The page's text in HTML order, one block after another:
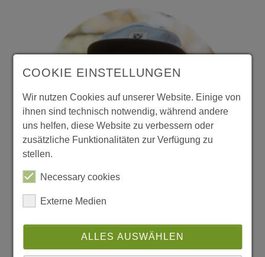
sozialpädagogischer Mitarbeiter
Herr Christopher Zobel
Anschubladen e.V.
COOKIE EINSTELLUNGEN
Wir nutzen Cookies auf unserer Website. Einige von
ihnen sind technisch notwendig, während andere
uns helfen, diese Website zu verbessern oder
zusätzliche Funktionalitäten zur Verfügung zu
stellen.
Necessary cookies
Externe Medien
ALLES AUSWÄHLEN